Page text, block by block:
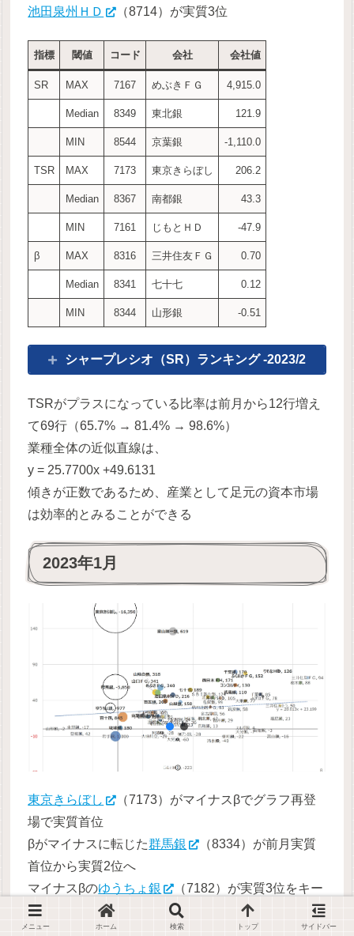
池田泉州ＨＤ
（8714）が実質3位
指標 閾値 コード 会社 会社値
SR MAX 7167 めぶきＦＧ 4,915.0
Median 8349 東北銀 121.9
MIN 8544 京葉銀 -1,110.0
TSR MAX 7173 東京きらぼし 206.2
Median 8367 南都銀 43.3
MIN 7161 じもとＨＤ -47.9
β MAX 8316 三井住友ＦＧ 0.70
Median 8341 七十七 0.12
MIN 8344 山形銀 -0.51
シャープレシオ（SR）ランキング -2023/2
TSRがプラスになっている比率は前月から12行増え
て69行（65.7% → 81.4% → 98.6%）
業種全体の近似直線は、
y = 25.7700x +49.6131
傾きが正数であるため、産業として足元の資本市場
は効率的とみることができる
2023年1月
東京きらぼし
（7173）がマイナスβでグラフ再登
場で実質首位
βがマイナスに転じた群馬銀
（8334）が前月実質
首位から実質2位へ
マイナスβのゆうちょ銀
（7182）が実質3位をキー
プ
メニュー ホーム 検索 トップ サイドバー